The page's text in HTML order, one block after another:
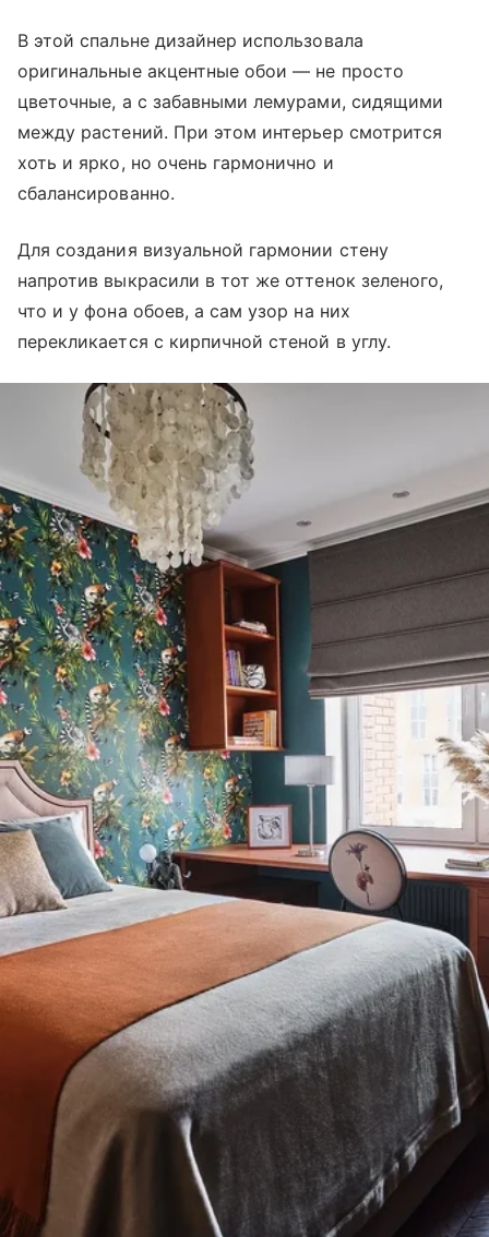
В этой спальне дизайнер использовала
оригинальные акцентные обои — не просто
цветочные, а с забавными лемурами, сидящими
между растений. При этом интерьер смотрится
хоть и ярко, но очень гармонично и
сбалансированно.
Для создания визуальной гармонии стену
напротив выкрасили в тот же оттенок зеленого,
что и у фона обоев, а сам узор на них
перекликается с кирпичной стеной в углу.